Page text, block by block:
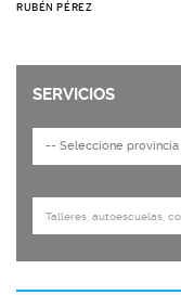
RUBÉN PÉREZ